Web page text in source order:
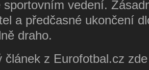
sportovním vedení.
a předčasné ukončení
draho.
článek z Eurofotbal.cz